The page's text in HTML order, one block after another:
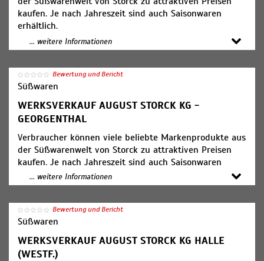
kaufen. Je nach Jahreszeit sind auch Saisonwaren
erhältlich.
Öffnungszeiten:
Sa. 10-18 Uhr
... weitere Informationen
Bewertung und Bericht
Süßwaren
WERKSVERKAUF AUGUST STORCK KG -
GEORGENTHAL
Verbraucher können viele beliebte Markenprodukte aus
der Süßwarenwelt von Storck zu attraktiven Preisen
kaufen. Je nach Jahreszeit sind auch Saisonwaren
erhältlich.
ca. 250 Meter Fußweg.
Öffnungszeiten:
Mo. bis Fr. 9-17 Uhr
... weitere Informationen
Bewertung und Bericht
Süßwaren
WERKSVERKAUF AUGUST STORCK KG HALLE
(WESTF.)